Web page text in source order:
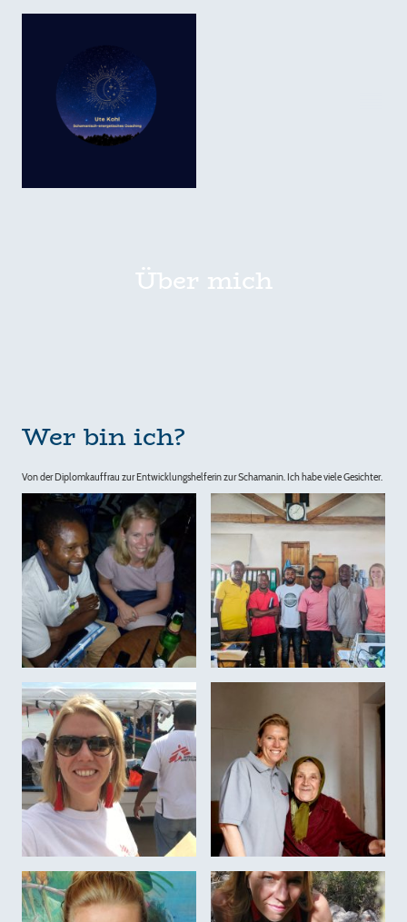
Über mich
Wer bin ich?
Von der Diplomkauffrau zur Entwicklungshelferin zur Schamanin. Ich habe viele Gesichter.